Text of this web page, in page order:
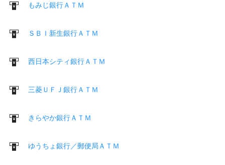
もみじ銀行ＡＴＭ
ＳＢＩ新生銀行ＡＴＭ
西日本シティ銀行ＡＴＭ
三菱ＵＦＪ銀行ＡＴＭ
きらやか銀行ＡＴＭ
ゆうちょ銀行／郵便局ＡＴＭ